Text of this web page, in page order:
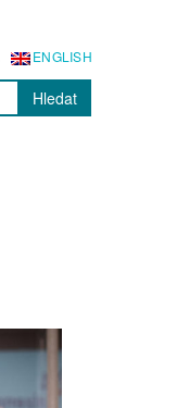
ENGLISH
Hledat